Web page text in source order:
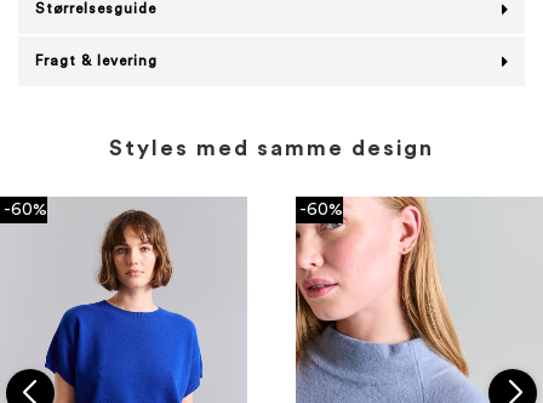
Størrelsesguide
Fragt & levering
Styles med samme design
-60% -60%